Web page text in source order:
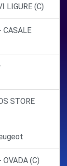
LIGURE (C)
CASALE
STORE
(C)